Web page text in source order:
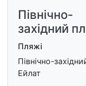
Північно-
західний
Пляжі
Північно-
Ейлат